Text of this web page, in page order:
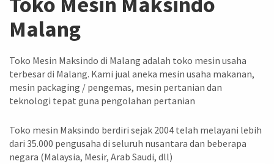
Malang
Toko Mesin Maksindo di Malang adalah toko mesin usaha
terbesar di Malang. Kami jual aneka mesin usaha makanan,
mesin packaging / pengemas, mesin pertanian dan
teknologi tepat guna pengolahan pertanian
Toko mesin Maksindo berdiri sejak 2004 telah melayani lebih
dari 35.000 pengusaha di seluruh nusantara dan beberapa
negara (Malaysia, Mesir, Arab Saudi, dll)